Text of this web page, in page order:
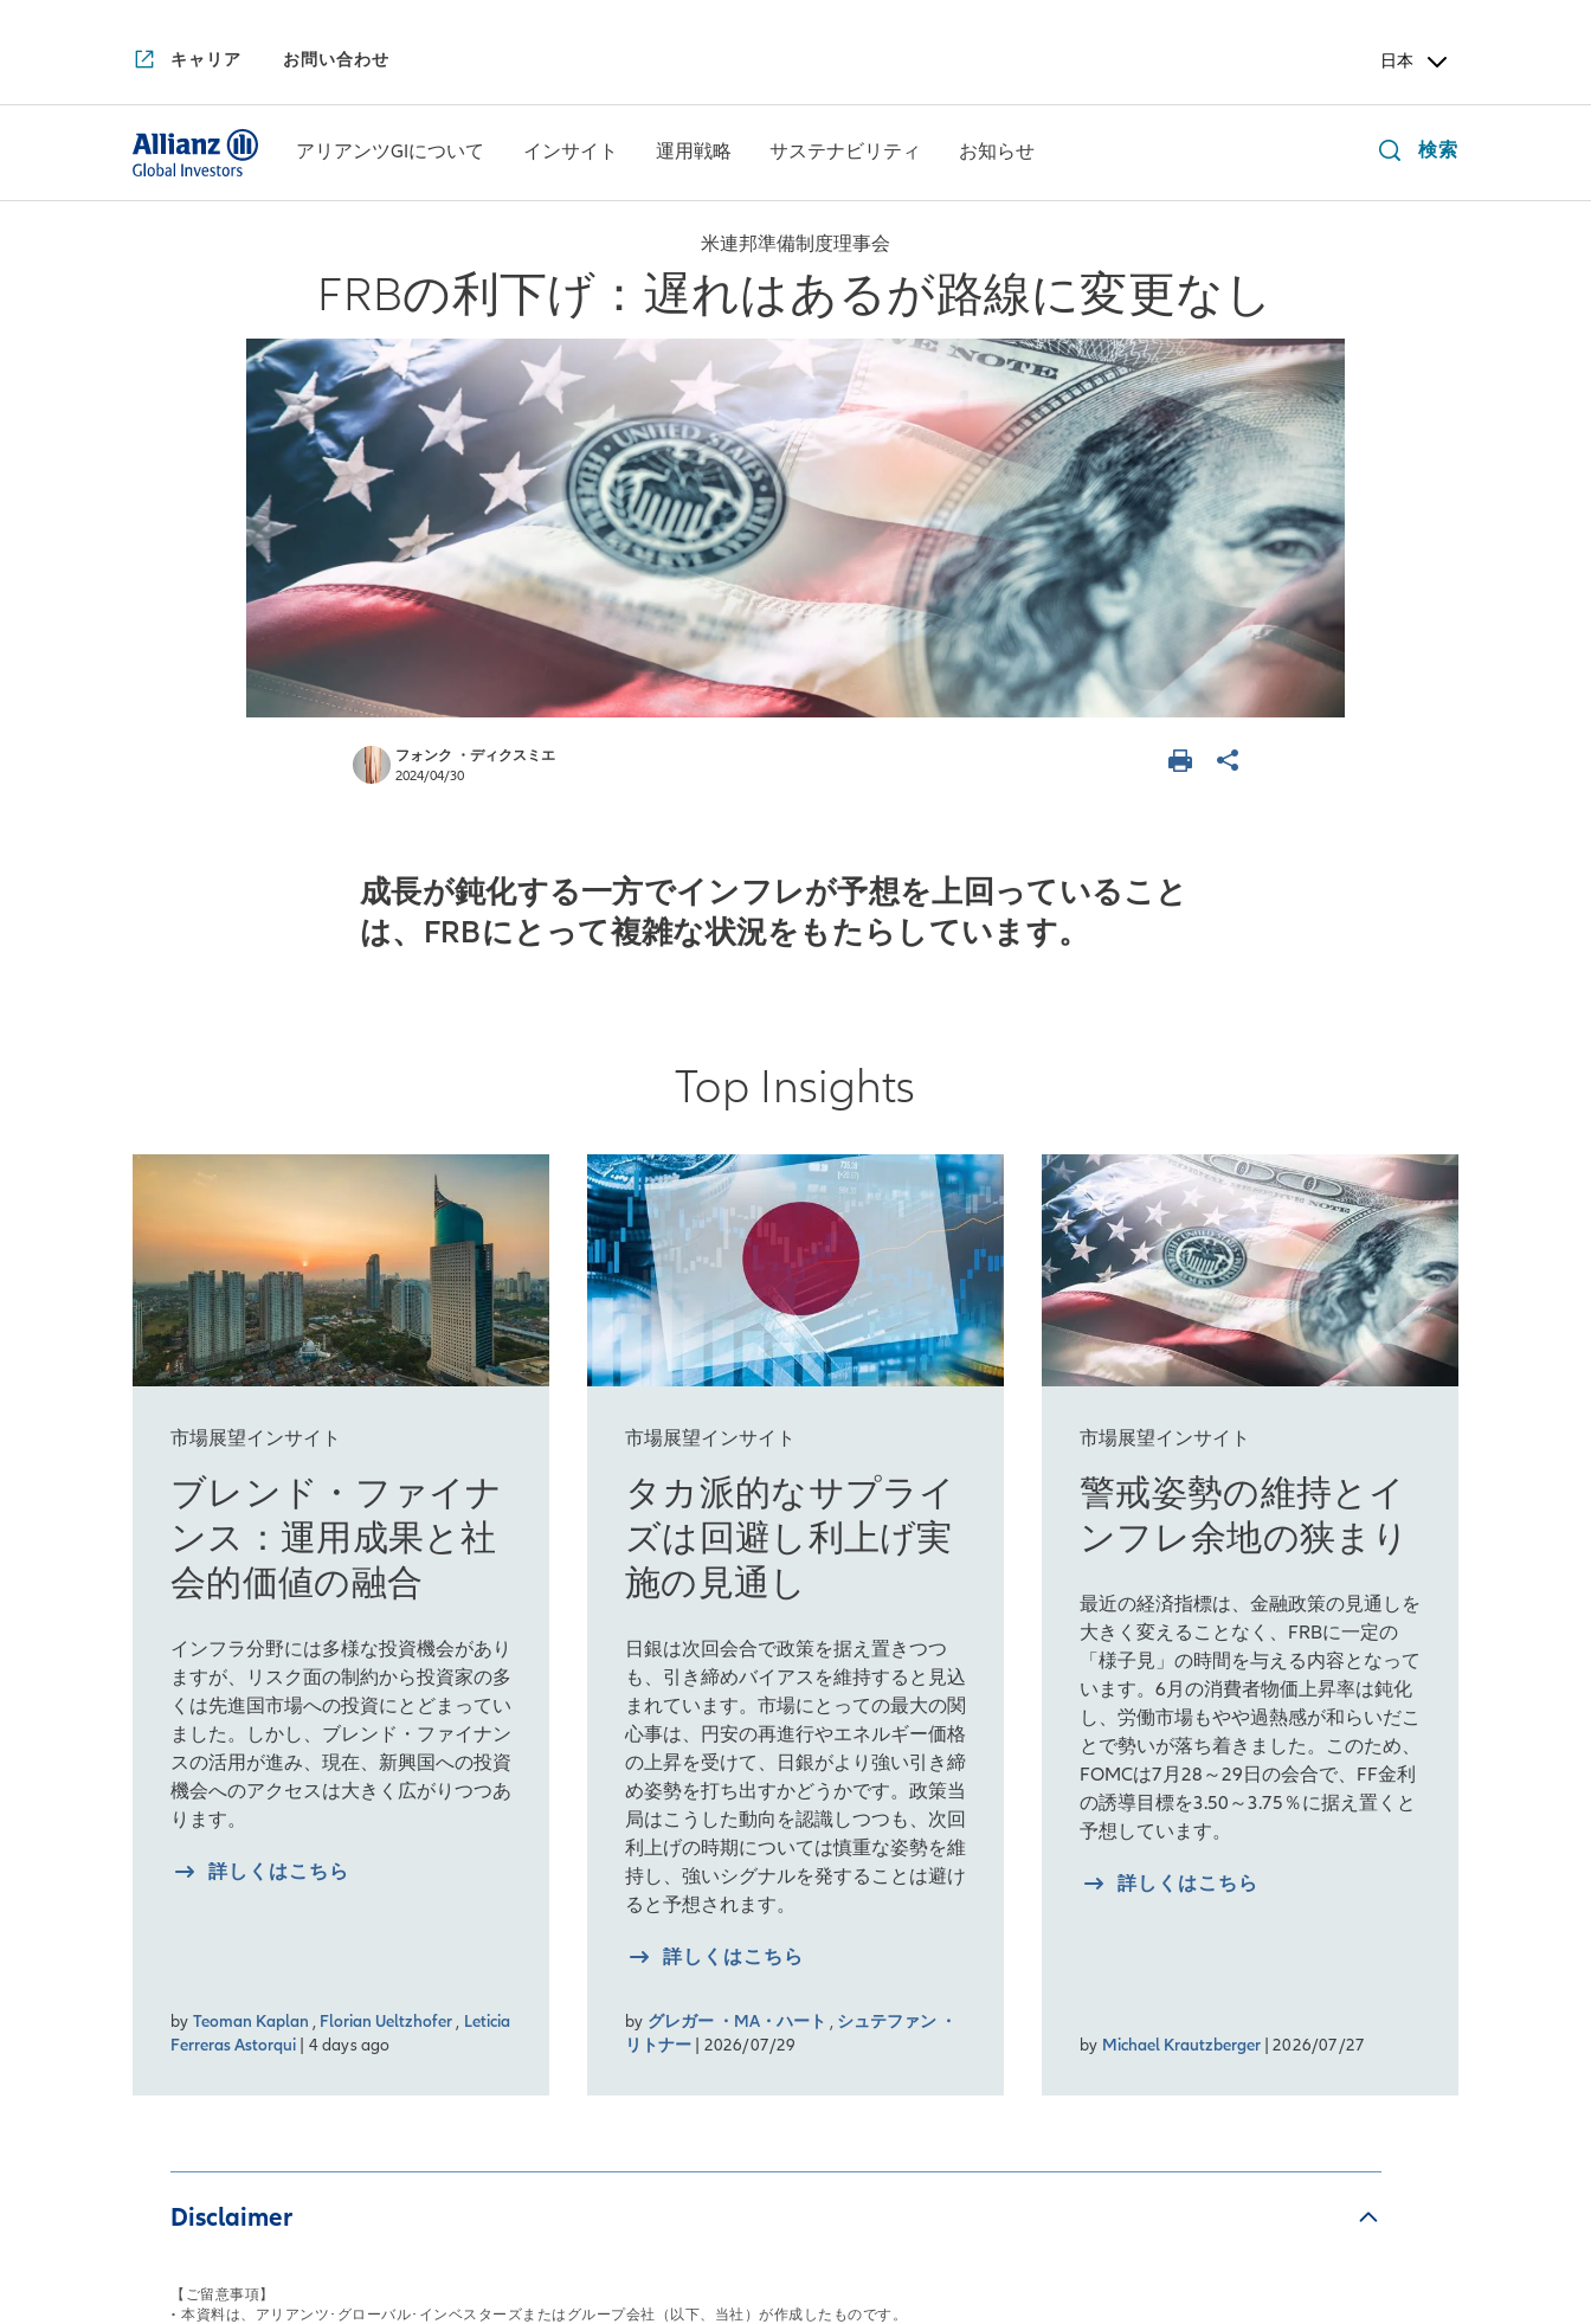
キャリア お問い合わせ 日本
アリアンツGIについて インサイト 運用戦略 サステナビリティ お知らせ 検索
米連邦準備制度理事会
FRBの利下げ：遅れはあるが路線に変更なし
フォンク ・ディクスミエ
2024/04/30
成長が鈍化する一方でインフレが予想を上回っていること
は、FRBにとって複雑な状況をもたらしています。
Top Insights
市場展望インサイト
ブレンド・ファイナ
ンス：運用成果と社
会的価値の融合
インフラ分野には多様な投資機会があり
ますが、リスク面の制約から投資家の多
くは先進国市場への投資にとどまってい
ました。しかし、ブレンド・ファイナン
スの活用が進み、現在、新興国への投資
機会へのアクセスは大きく広がりつつあ
ります。
詳しくはこちら
by Teoman Kaplan , Florian Ueltzhofer , Leticia
Ferreras Astorqui | 4 days ago
市場展望インサイト
タカ派的なサプライ
ズは回避し利上げ実
施の見通し
日銀は次回会合で政策を据え置きつつ
も、引き締めバイアスを維持すると見込
まれています。市場にとっての最大の関
心事は、円安の再進行やエネルギー価格
の上昇を受けて、日銀がより強い引き締
め姿勢を打ち出すかどうかです。政策当
局はこうした動向を認識しつつも、次回
利上げの時期については慎重な姿勢を維
持し、強いシグナルを発することは避け
ると予想されます。
詳しくはこちら
by グレガー ・MA・ハート , シュテファン ・
リトナー | 2026/07/29
市場展望インサイト
警戒姿勢の維持とイ
ンフレ余地の狭まり
最近の経済指標は、金融政策の見通しを
大きく変えることなく、FRBに一定の
「様子見」の時間を与える内容となって
います。6月の消費者物価上昇率は鈍化
し、労働市場もやや過熱感が和らいだこ
とで勢いが落ち着きました。このため、
FOMCは7月28～29日の会合で、FF金利
の誘導目標を3.50～3.75％に据え置くと
予想しています。
詳しくはこちら
by Michael Krautzberger| 2026/07/27
Disclaimer
【ご留意事項】
• 本資料は、アリアンツ･グローバル･インベスターズまたはグループ会社（以下、当社）が作成したものです。